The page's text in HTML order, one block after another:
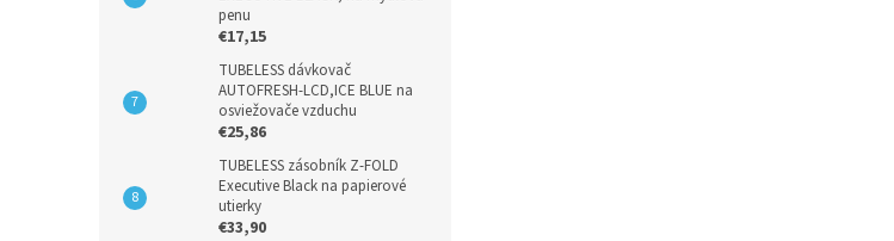
penu
€17,15
TUBELESS dávkovač
AUTOFRESH-LCD,ICE BLUE na
osviežovače vzduchu
€25,86
TUBELESS zásobník Z-FOLD
Executive Black na papierové
utierky
€33,90